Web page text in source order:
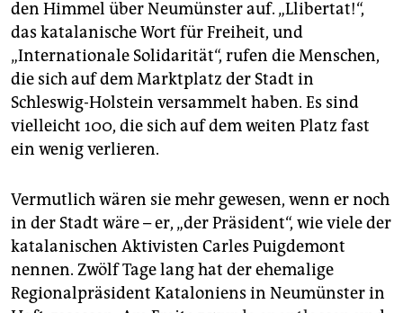
unterstützen
abo
genossenschaft
epaper login
den Himmel über Neumünster auf. „Llibertat!“,
das katalanische Wort für Freiheit, und
„Internationale Solidarität“, rufen die Menschen,
die sich auf dem Marktplatz der Stadt in
Schleswig-Holstein versammelt haben. Es sind
vielleicht 100, die sich auf dem weiten Platz fast
ein wenig verlieren.
Vermutlich wären sie mehr gewesen, wenn er noch
in der Stadt wäre – er, „der Präsident“, wie viele der
katalanischen Aktivisten Carles Puigdemont
nennen. Zwölf Tage lang hat der ehemalige
Regionalpräsident Kataloniens in Neumünster in